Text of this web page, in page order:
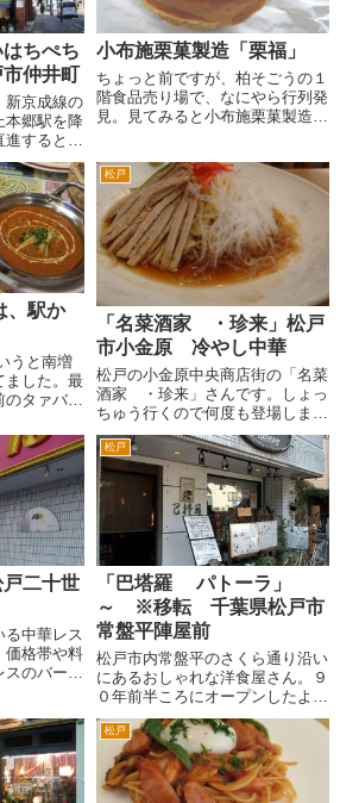
はちぺち
仲井町
新京成線の
本郷駅を降
するとす
前商店街
料理屋さん
弟からの情
なりまし
普通の街
小布施栗菓製造「栗福」
ちょっと前ですが、柏そごうの１
階食品売り場で、なにやら行列発
見。見てみると小布施栗菓製造と
た。 １個３００円だったかと思
います。タイ焼きみたいな要領で
焼くのですが、一度に焼ける個数
が...
、駅か
うと南増
ました。最
のタァバン
ルの３階に
ルを飲ん
純粋に食事
。午後9...
松戸
「名菜酒家 ・珍来」松戸
市小金原 冷やし中華
松戸の小金原中央商店街の「名菜
酒家 ・珍来」さんです。しょっ
ちゅう行くので何度も登場しま
す。ちょっと前のものとなりま
す。 なんで冷やし中華かという
と、冷やし中華の記録を残してお
きたかったためです。 行ったお
店で、メニューを思い出したり、
以前...
二十世
る中華レス
価格帯や料
スのバーミ
るんじゃな
つまり結
とです。
松戸
「巴塔羅 パトーラ」
～ ※移転 千葉県松戸市
常盤平陣屋前
松戸市内常盤平のさくら通り沿い
にあるおしゃれな洋食屋さん。９
０年前半ころにオープンしたよう
な気がします。 松戸市内有数の
桜の名所、日本の道百選にも選ば
れているさくら通り沿いの八柱駅
近くにあります。新京成八柱駅、
武蔵野線新八柱駅を出て、駅前
松戸